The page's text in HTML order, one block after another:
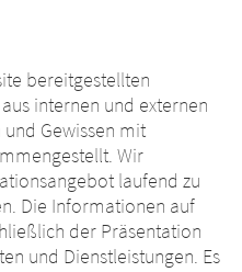
bereitgestellten
internen und externen
Gewissen mit
Wir
laufend zu
Die Informationen auf
der Präsentation
und Dienstleistungen. Es
Bezüglich
Website und der
zu anderen
Website. Die
die von
oder einem
Unternehmen
auf dieser
Hyperlinks zu